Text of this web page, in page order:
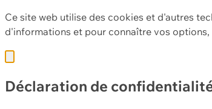
Ce site web utilise des cookies et d'autres
d'informations et pour connaître vos
Déclaration de